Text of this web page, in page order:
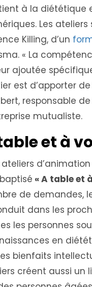
à la diététique
Les
Killing, d’un
« La
ajoutée
est d’apporter
responsable
mutualiste.
et à
ateliers
« A table et
de demandes,
dans les
les personnes
en
bienfaits
créent aussi un